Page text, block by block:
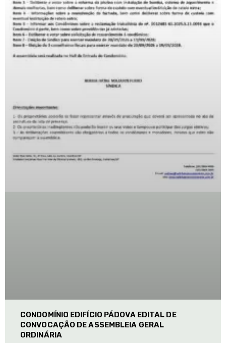
CONDOMÍNIO EDIFÍCIO PÁDOVA EDITAL DE
CONVOCAÇÃO DE ASSEMBLEIA GERAL
ORDINÁRIA